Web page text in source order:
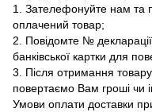
1. Зателефонуйте нам та
оплачений товар;
2. Повідомте №
банківської картки для
3. Після отримання
повертаємо Вам гроші чи
Умови оплати доставки